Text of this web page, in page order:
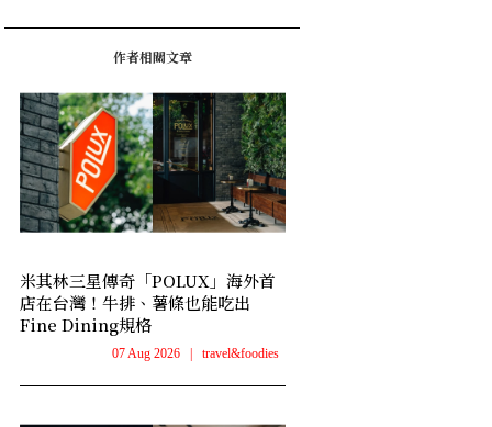
作者相關文章
米其林三星傳奇「POLUX」海外首
店在台灣！牛排、薯條也能吃出
Fine Dining規格
07 Aug 2026 | travel&foodies